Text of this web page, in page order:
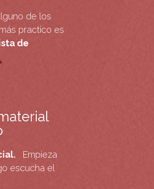
de los
practico es
de
Empieza
escucha el